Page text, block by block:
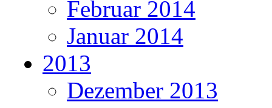
Februar 2014
Januar 2014
2013
Dezember 2013